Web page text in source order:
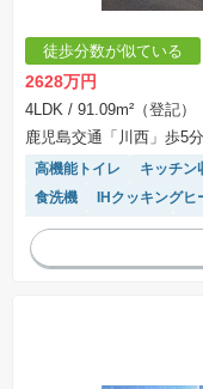
徒歩分数が似ている
2628万円
4LDK / 91.09m²（登記）
鹿児島交通「川西」歩5分
高機能トイレ キッチン
食洗機
IHクッキングヒ
アイランドキッチン
浴
システムキッチン